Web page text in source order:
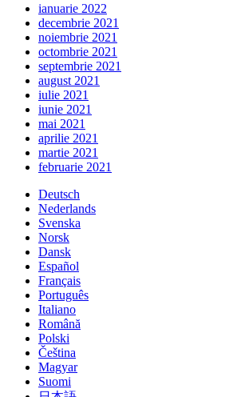
ianuarie 2022
decembrie 2021
noiembrie 2021
octombrie 2021
septembrie 2021
august 2021
iulie 2021
iunie 2021
mai 2021
aprilie 2021
martie 2021
februarie 2021
Deutsch
Nederlands
Svenska
Norsk
Dansk
Español
Français
Português
Italiano
Română
Polski
Čeština
Magyar
Suomi